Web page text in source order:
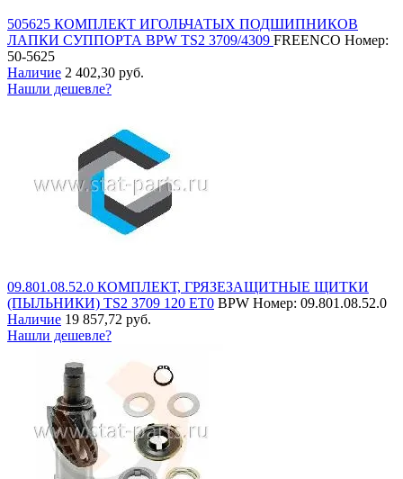
505625 КОМПЛЕКТ ИГОЛЬЧАТЫХ ПОДШИПНИКОВ
ЛАПКИ СУППОРТА BPW TS2 3709/4309 FREENCO Номер:
50-5625
Наличие 2 402,30 руб.
Нашли дешевле?
09.801.08.52.0 КОМПЛЕКТ, ГРЯЗЕЗАЩИТНЫЕ ЩИТКИ
(ПЫЛЬНИКИ) TS2 3709 120 ET0 BPW Номер: 09.801.08.52.0
Наличие 19 857,72 руб.
Нашли дешевле?